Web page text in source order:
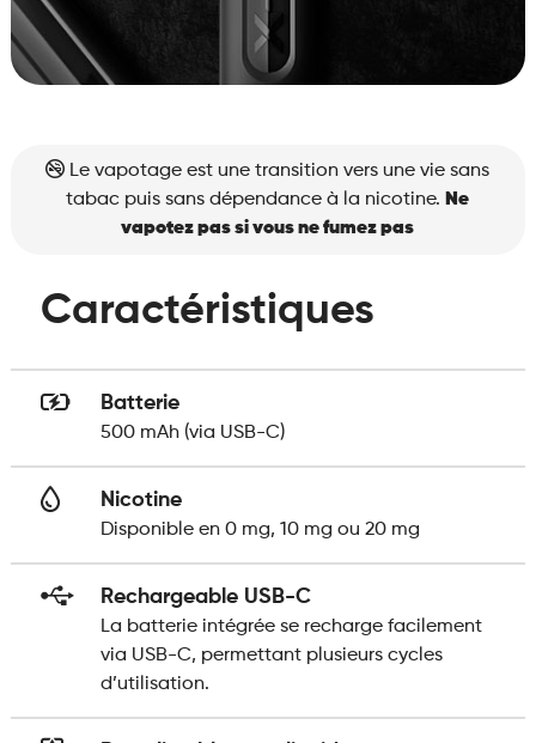
Le vapotage est une transition vers une vie sans
tabac puis sans dépendance à la nicotine. Ne
vapotez pas si vous ne fumez pas
Caractéristiques
Batterie
500 mAh (via USB-C)
Nicotine
Disponible en 0 mg, 10 mg ou 20 mg
Rechargeable USB-C
La batterie intégrée se recharge facilement
via USB-C, permettant plusieurs cycles
d’utilisation.